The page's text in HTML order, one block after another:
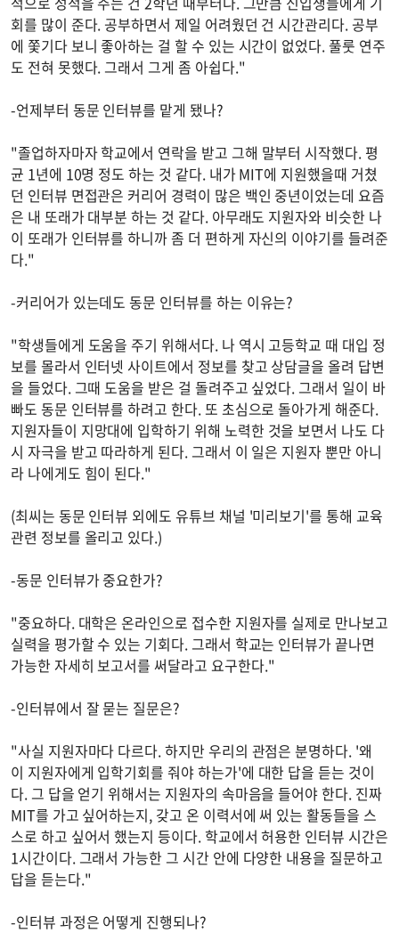
회를 많이 준다. 공부하면서 제일 어려웠던 건 시간관리다. 공부
에 쫓기다 보니 좋아하는 걸 할 수 있는 시간이 없었다. 풀룻 연주
도 전혀 못했다. 그래서 그게 좀 아쉽다."
-언제부터 동문 인터뷰를 맡게 됐나?
"졸업하자마자 학교에서 연락을 받고 그해 말부터 시작했다. 평
균 1년에 10명 정도 하는 것 같다. 내가 MIT에 지원했을때 거쳤
던 인터뷰 면접관은 커리어 경력이 많은 백인 중년이었는데 요즘
은 내 또래가 대부분 하는 것 같다. 아무래도 지원자와 비슷한 나
이 또래가 인터뷰를 하니까 좀 더 편하게 자신의 이야기를 들려준
다."
-커리어가 있는데도 동문 인터뷰를 하는 이유는?
"학생들에게 도움을 주기 위해서다. 나 역시 고등학교 때 대입 정
보를 몰라서 인터넷 사이트에서 정보를 찾고 상담글을 올려 답변
을 들었다. 그때 도움을 받은 걸 돌려주고 싶었다. 그래서 일이 바
빠도 동문 인터뷰를 하려고 한다. 또 초심으로 돌아가게 해준다.
지원자들이 지망대에 입학하기 위해 노력한 것을 보면서 나도 다
시 자극을 받고 따라하게 된다. 그래서 이 일은 지원자 뿐만 아니
라 나에게도 힘이 된다."
(최씨는 동문 인터뷰 외에도 유튜브 채널 '미리보기'를 통해 교육
관련 정보를 올리고 있다.)
-동문 인터뷰가 중요한가?
"중요하다. 대학은 온라인으로 접수한 지원자를 실제로 만나보고
실력을 평가할 수 있는 기회다. 그래서 학교는 인터뷰가 끝나면
가능한 자세히 보고서를 써달라고 요구한다."
-인터뷰에서 잘 묻는 질문은?
"사실 지원자마다 다르다. 하지만 우리의 관점은 분명하다. '왜
이 지원자에게 입학기회를 줘야 하는가'에 대한 답을 듣는 것이
다. 그 답을 얻기 위해서는 지원자의 속마음을 들어야 한다. 진짜
MIT를 가고 싶어하는지, 갖고 온 이력서에 써 있는 활동들을 스
스로 하고 싶어서 했는지 등이다. 학교에서 허용한 인터뷰 시간은
1시간이다. 그래서 가능한 그 시간 안에 다양한 내용을 질문하고
답을 듣는다."
-인터뷰 과정은 어떻게 진행되나?